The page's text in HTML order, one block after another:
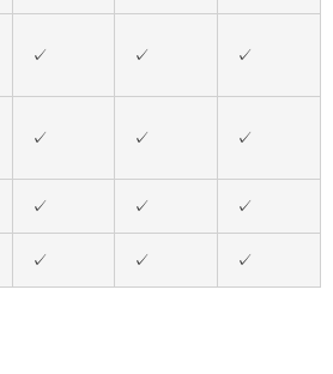
✓ ✓ ✓
✓ ✓ ✓
✓ ✓ ✓
✓ ✓ ✓